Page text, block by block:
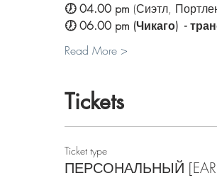
🕖 04.00 pm (Сиэтл,
🕖 06.00 pm (Чикаго)  -
Read More >
Tickets
Ticket type
ПЕРСОНАЛЬНЫЙ